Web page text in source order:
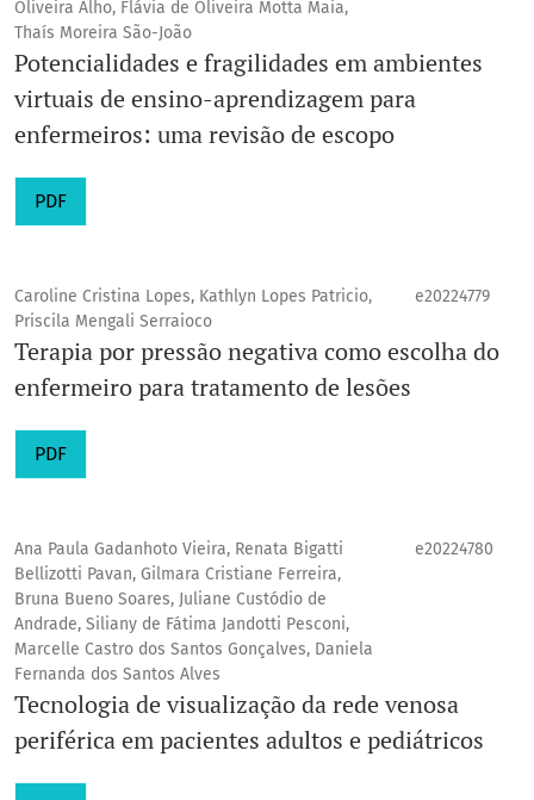
Oliveira Alho, Flávia de Oliveira Motta Maia,
Thaís Moreira São-João
Potencialidades e fragilidades em ambientes
virtuais de ensino-aprendizagem para
enfermeiros: uma revisão de escopo
PDF
Caroline Cristina Lopes, Kathlyn Lopes Patricio,
Priscila Mengali Serraioco
e20224779
Terapia por pressão negativa como escolha do
enfermeiro para tratamento de lesões
PDF
Ana Paula Gadanhoto Vieira, Renata Bigatti
Bellizotti Pavan, Gilmara Cristiane Ferreira,
Bruna Bueno Soares, Juliane Custódio de
Andrade, Siliany de Fátima Jandotti Pesconi,
Marcelle Castro dos Santos Gonçalves, Daniela
Fernanda dos Santos Alves
e20224780
Tecnologia de visualização da rede venosa
periférica em pacientes adultos e pediátricos